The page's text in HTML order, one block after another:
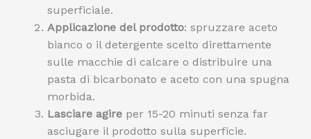
superficiale.
Applicazione del prodotto: spruzzare aceto
bianco o il detergente scelto direttamente
sulle macchie di calcare o distribuire una
pasta di bicarbonato e aceto con una spugna
morbida.
Lasciare agire per 15-20 minuti senza far
asciugare il prodotto sulla superficie.